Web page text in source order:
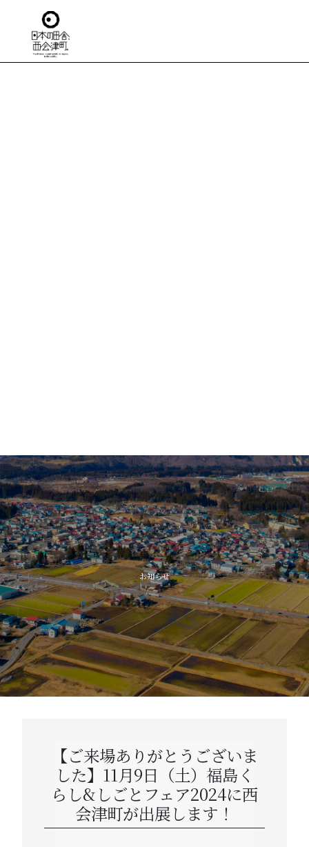
お知らせ
【ご来場ありがとうございま
した】11月9日（土）福島く
らし&しごとフェア2024に西
会津町が出展します！